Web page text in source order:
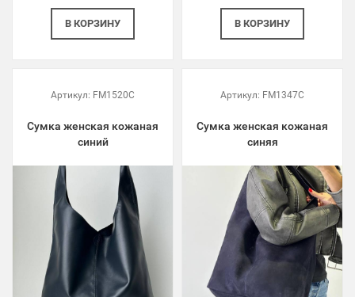
В КОРЗИНУ В КОРЗИНУ
Артикул: FM1520C
Сумка женская кожаная
синий
Артикул: FM1347C
Сумка женская кожаная
синяя